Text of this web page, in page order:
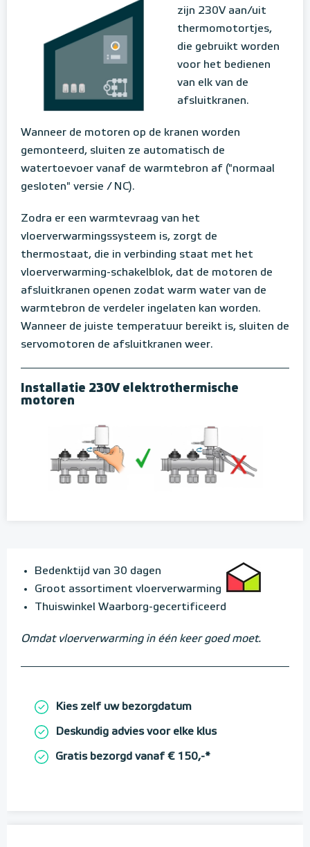
zijn 230V aan/uit
thermomotortjes,
die gebruikt worden
voor het bedienen
van elk van de
afsluitkranen.
Wanneer de motoren op de kranen worden
gemonteerd, sluiten ze automatisch de
watertoevoer vanaf de warmtebron af ("normaal
gesloten" versie / NC).
Zodra er een warmtevraag van het
vloerverwarmingssysteem is, zorgt de
thermostaat, die in verbinding staat met het
vloerverwarming-schakelblok, dat de motoren de
afsluitkranen openen zodat warm water van de
warmtebron de verdeler ingelaten kan worden.
Wanneer de juiste temperatuur bereikt is, sluiten de
servomotoren de afsluitkranen weer.
Installatie 230V elektrothermische
motoren
Bedenktijd van 30 dagen
Groot assortiment vloerverwarming
Thuiswinkel Waarborg-gecertificeerd
Omdat vloerverwarming in één keer goed moet.
Kies zelf uw bezorgdatum
Deskundig advies voor elke klus
Gratis bezorgd vanaf € 150,-*